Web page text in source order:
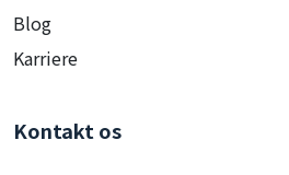
Blog
Karriere
Kontakt os